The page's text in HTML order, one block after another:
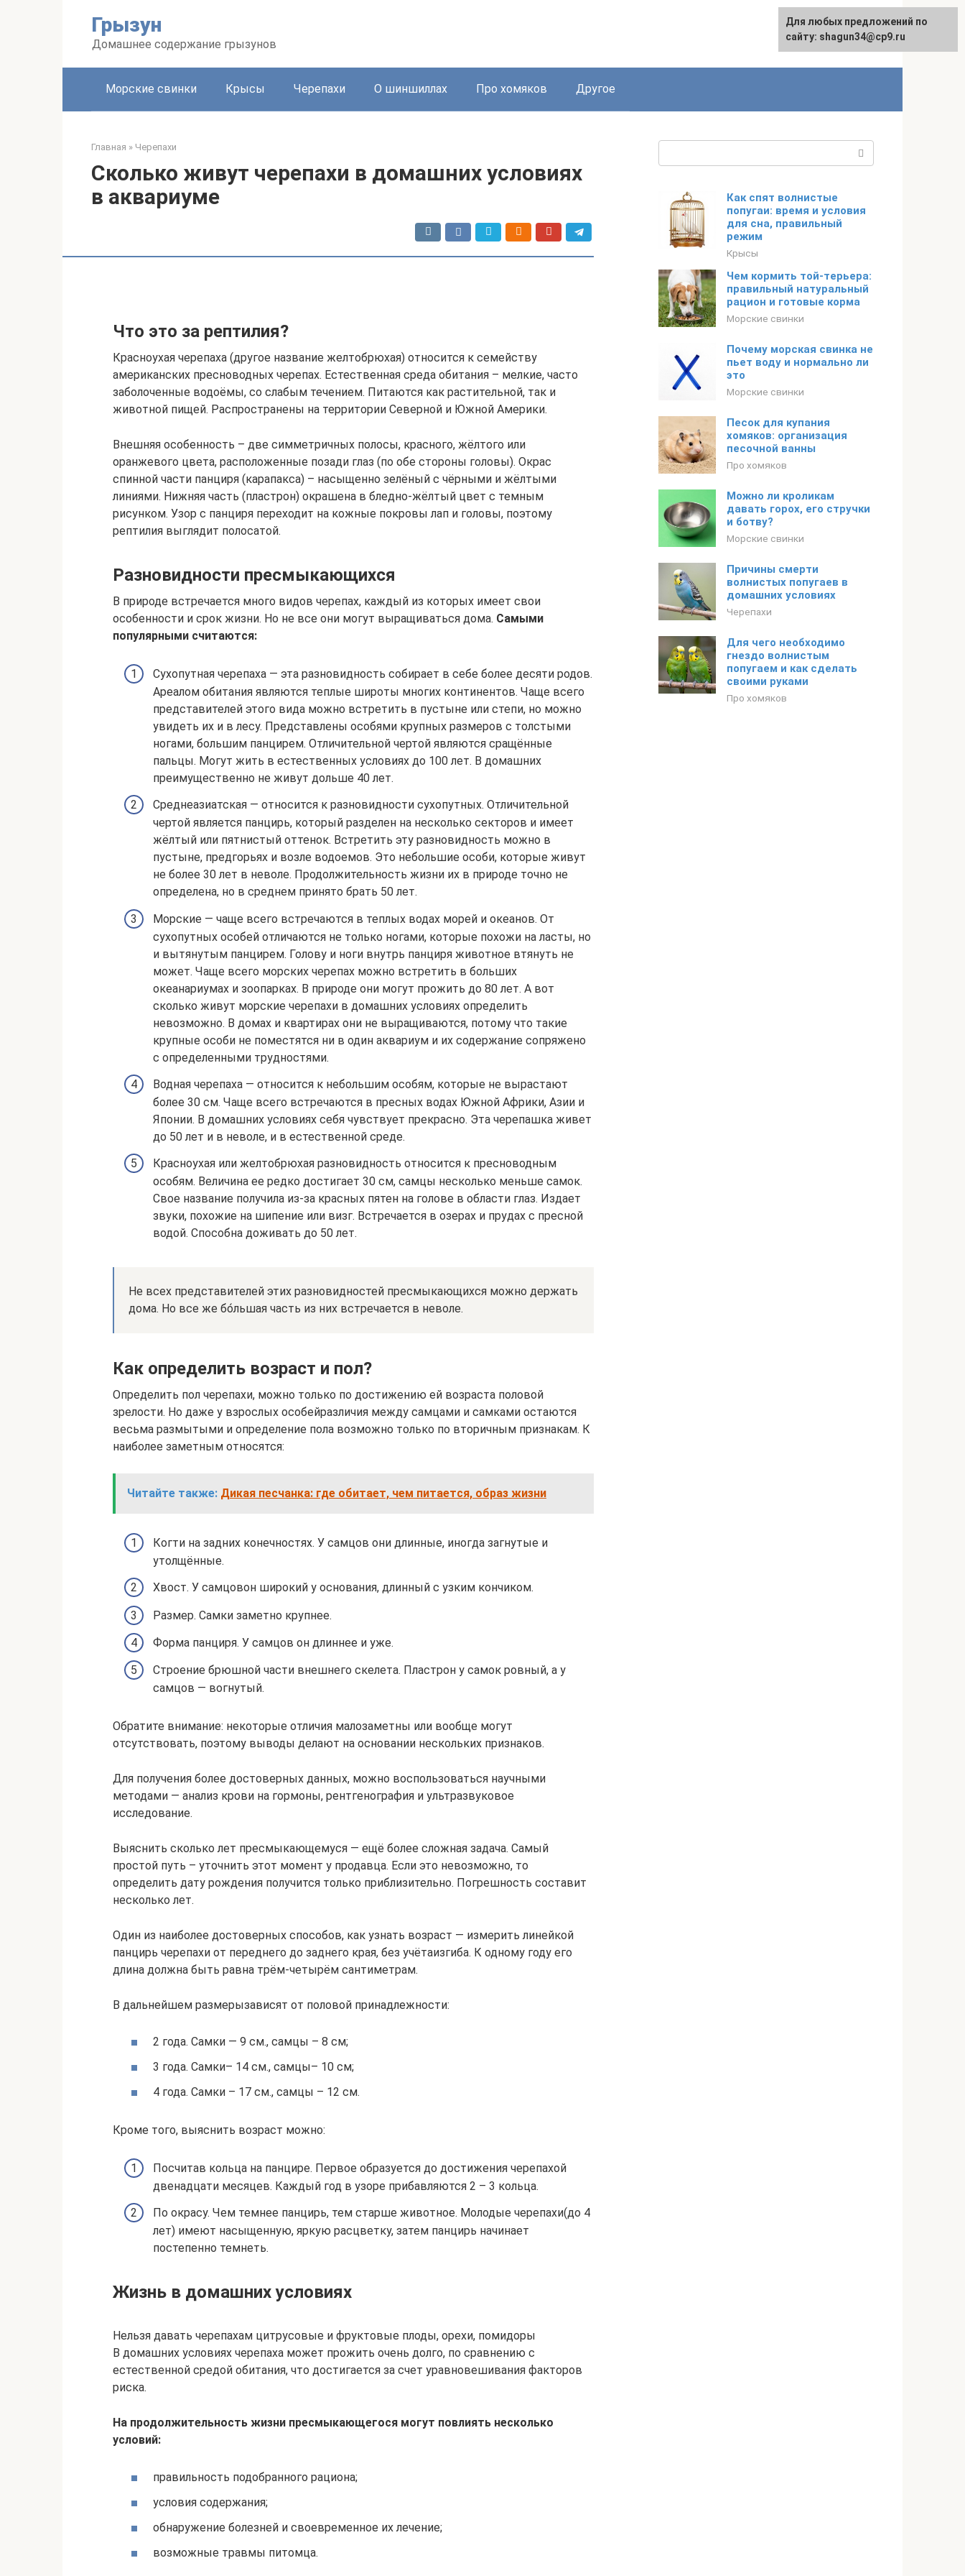
Грызун
Домашнее содержание грызунов
Морские свинки Крысы Черепахи О шиншиллах Про хомяков Другое
Главная » Черепахи
Сколько живут черепахи в домашних условиях
в аквариуме
Что это за рептилия?
Красноухая черепаха (другое название желтобрюхая) относится к семейству
американских пресноводных черепах. Естественная среда обитания – мелкие, часто
заболоченные водоёмы, со слабым течением. Питаются как растительной, так и
животной пищей. Распространены на территории Северной и Южной Америки.
Внешняя особенность – две симметричных полосы, красного, жёлтого или
оранжевого цвета, расположенные позади глаз (по обе стороны головы). Окрас
спинной части панциря (карапакса) – насыщенно зелёный с чёрными и жёлтыми
линиями. Нижняя часть (пластрон) окрашена в бледно-жёлтый цвет с темным
рисунком. Узор с панциря переходит на кожные покровы лап и головы, поэтому
рептилия выглядит полосатой.
Разновидности пресмыкающихся
В природе встречается много видов черепах, каждый из которых имеет свои
особенности и срок жизни. Но не все они могут выращиваться дома. Самыми
популярными считаются:
Сухопутная черепаха — эта разновидность собирает в себе более десяти родов.
Ареалом обитания являются теплые широты многих континентов. Чаще всего
представителей этого вида можно встретить в пустыне или степи, но можно
увидеть их и в лесу. Представлены особями крупных размеров с толстыми
ногами, большим панцирем. Отличительной чертой являются сращённые
пальцы. Могут жить в естественных условиях до 100 лет. В домашних
преимущественно не живут дольше 40 лет.
Среднеазиатская — относится к разновидности сухопутных. Отличительной
чертой является панцирь, который разделен на несколько секторов и имеет
жёлтый или пятнистый оттенок. Встретить эту разновидность можно в
пустыне, предгорьях и возле водоемов. Это небольшие особи, которые живут
не более 30 лет в неволе. Продолжительность жизни их в природе точно не
определена, но в среднем принято брать 50 лет.
Морские — чаще всего встречаются в теплых водах морей и океанов. От
сухопутных особей отличаются не только ногами, которые похожи на ласты, но
и вытянутым панцирем. Голову и ноги внутрь панциря животное втянуть не
может. Чаще всего морских черепах можно встретить в больших
океанариумах и зоопарках. В природе они могут прожить до 80 лет. А вот
сколько живут морские черепахи в домашних условиях определить
невозможно. В домах и квартирах они не выращиваются, потому что такие
крупные особи не поместятся ни в один аквариум и их содержание сопряжено
с определенными трудностями.
Водная черепаха — относится к небольшим особям, которые не вырастают
более 30 см. Чаще всего встречаются в пресных водах Южной Африки, Азии и
Японии. В домашних условиях себя чувствует прекрасно. Эта черепашка живет
до 50 лет и в неволе, и в естественной среде.
Красноухая или желтобрюхая разновидность относится к пресноводным
особям. Величина ее редко достигает 30 см, самцы несколько меньше самок.
Свое название получила из-за красных пятен на голове в области глаз. Издает
звуки, похожие на шипение или визг. Встречается в озерах и прудах с пресной
водой. Способна доживать до 50 лет.
Не всех представителей этих разновидностей пресмыкающихся можно держать
дома. Но все же бо́льшая часть из них встречается в неволе.
Как определить возраст и пол?
Определить пол черепахи, можно только по достижению ей возраста половой
зрелости. Но даже у взрослых особейразличия между самцами и самками остаются
весьма размытыми и определение пола возможно только по вторичным признакам. К
наиболее заметным относятся:
Читайте также: Дикая песчанка: где обитает, чем питается, образ жизни
Когти на задних конечностях. У самцов они длинные, иногда загнутые и
утолщённые.
Хвост. У самцовон широкий у основания, длинный с узким кончиком.
Размер. Самки заметно крупнее.
Форма панциря. У самцов он длиннее и уже.
Строение брюшной части внешнего скелета. Пластрон у самок ровный, а у
самцов — вогнутый.
Обратите внимание: некоторые отличия малозаметны или вообще могут
отсутствовать, поэтому выводы делают на основании нескольких признаков.
Для получения более достоверных данных, можно воспользоваться научными
методами — анализ крови на гормоны, рентгенография и ультразвуковое
исследование.
Выяснить сколько лет пресмыкающемуся — ещё более сложная задача. Самый
простой путь – уточнить этот момент у продавца. Если это невозможно, то
определить дату рождения получится только приблизительно. Погрешность составит
несколько лет.
Один из наиболее достоверных способов, как узнать возраст — измерить линейкой
панцирь черепахи от переднего до заднего края, без учётаизгиба. К одному году его
длина должна быть равна трём-четырём сантиметрам.
В дальнейшем размерызависят от половой принадлежности:
2 года. Самки — 9 см., самцы – 8 см;
3 года. Самки– 14 см., самцы– 10 см;
4 года. Самки – 17 см., самцы – 12 см.
Кроме того, выяснить возраст можно:
Посчитав кольца на панцире. Первое образуется до достижения черепахой
двенадцати месяцев. Каждый год в узоре прибавляются 2 – 3 кольца.
По окрасу. Чем темнее панцирь, тем старше животное. Молодые черепахи(до 4
лет) имеют насыщенную, яркую расцветку, затем панцирь начинает
постепенно темнеть.
Жизнь в домашних условиях
Нельзя давать черепахам цитрусовые и фруктовые плоды, орехи, помидоры
В домашних условиях черепаха может прожить очень долго, по сравнению с
естественной средой обитания, что достигается за счет уравновешивания факторов
риска.
На продолжительность жизни пресмыкающегося могут повлиять несколько
условий:
правильность подобранного рациона;
условия содержания;
обнаружение болезней и своевременное их лечение;
возможные травмы питомца.
Как спят волнистые
попугаи: время и условия
для сна, правильный
режим
Крысы
Чем кормить той-терьера:
правильный натуральный
рацион и готовые корма
Морские свинки
Почему морская свинка не
пьет воду и нормально ли
это
Морские свинки
Песок для купания
хомяков: организация
песочной ванны
Про хомяков
Можно ли кроликам
давать горох, его стручки
и ботву?
Морские свинки
Причины смерти
волнистых попугаев в
домашних условиях
Черепахи
Для чего необходимо
гнездо волнистым
попугаем и как сделать
своими руками
Про хомяков
Для любых предложений по
сайту: shagun34@cp9.ru